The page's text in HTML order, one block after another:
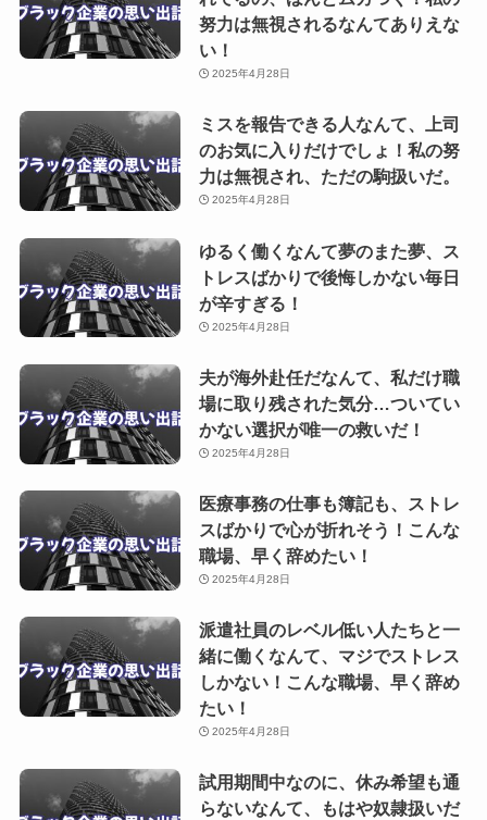
努力は無視されるなんてありえな
い！
2025年4月28日
ミスを報告できる人なんて、上司
のお気に入りだけでしょ！私の努
力は無視され、ただの駒扱いだ。
2025年4月28日
ゆるく働くなんて夢のまた夢、ス
トレスばかりで後悔しかない毎日
が辛すぎる！
2025年4月28日
夫が海外赴任だなんて、私だけ職
場に取り残された気分…ついてい
かない選択が唯一の救いだ！
2025年4月28日
医療事務の仕事も簿記も、ストレ
スばかりで心が折れそう！こんな
職場、早く辞めたい！
2025年4月28日
派遣社員のレベル低い人たちと一
緒に働くなんて、マジでストレス
しかない！こんな職場、早く辞め
たい！
2025年4月28日
試用期間中なのに、休み希望も通
らないなんて、もはや奴隷扱いだ